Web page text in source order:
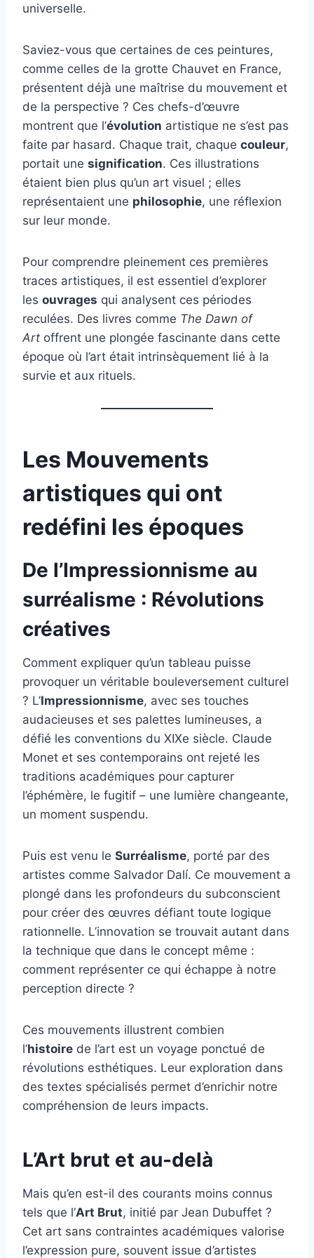
universelle.
Saviez-vous que certaines de ces peintures,
comme celles de la grotte Chauvet en France,
présentent déjà une maîtrise du mouvement et
de la perspective ? Ces chefs-d’œuvre
montrent que l’évolution artistique ne s’est pas
faite par hasard. Chaque trait, chaque couleur,
portait une signification. Ces illustrations
étaient bien plus qu’un art visuel ; elles
représentaient une philosophie, une réflexion
sur leur monde.
Pour comprendre pleinement ces premières
traces artistiques, il est essentiel d’explorer
les ouvrages qui analysent ces périodes
reculées. Des livres comme The Dawn of
Art offrent une plongée fascinante dans cette
époque où l’art était intrinsèquement lié à la
survie et aux rituels.
Les Mouvements
artistiques qui ont
redéfini les époques
De l’Impressionnisme au
surréalisme : Révolutions
créatives
Comment expliquer qu’un tableau puisse
provoquer un véritable bouleversement culturel
? L’Impressionnisme, avec ses touches
audacieuses et ses palettes lumineuses, a
défié les conventions du XIXe siècle. Claude
Monet et ses contemporains ont rejeté les
traditions académiques pour capturer
l’éphémère, le fugitif – une lumière changeante,
un moment suspendu.
Puis est venu le Surréalisme, porté par des
artistes comme Salvador Dalí. Ce mouvement a
plongé dans les profondeurs du subconscient
pour créer des œuvres défiant toute logique
rationnelle. L’innovation se trouvait autant dans
la technique que dans le concept même :
comment représenter ce qui échappe à notre
perception directe ?
Ces mouvements illustrent combien
l’histoire de l’art est un voyage ponctué de
révolutions esthétiques. Leur exploration dans
des textes spécialisés permet d’enrichir notre
compréhension de leurs impacts.
L’Art brut et au-delà
Mais qu’en est-il des courants moins connus
tels que l’Art Brut, initié par Jean Dubuffet ?
Cet art sans contraintes académiques valorise
l’expression pure, souvent issue d’artistes